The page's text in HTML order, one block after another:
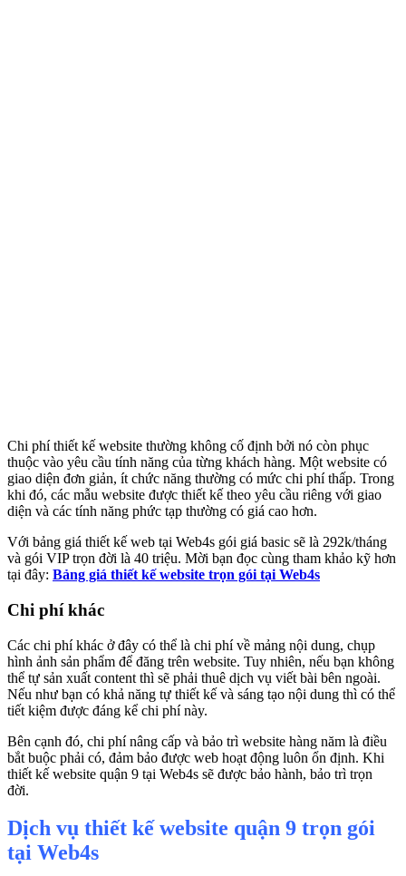
Chi phí thiết kế website thường không cố định bởi nó còn phục
thuộc vào yêu cầu tính năng của từng khách hàng. Một website có
giao diện đơn giản, ít chức năng thường có mức chi phí thấp. Trong
khi đó, các mẫu website được thiết kế theo yêu cầu riêng với giao
diện và các tính năng phức tạp thường có giá cao hơn.
Với bảng giá thiết kế web tại Web4s gói giá basic sẽ là 292k/tháng
và gói VIP trọn đời là 40 triệu. Mời bạn đọc cùng tham khảo kỹ hơn
tại đây: Bảng giá thiết kế website trọn gói tại Web4s
Chi phí khác
Các chi phí khác ở đây có thể là chi phí về mảng nội dung, chụp
hình ảnh sản phẩm để đăng trên website. Tuy nhiên, nếu bạn không
thể tự sản xuất content thì sẽ phải thuê dịch vụ viết bài bên ngoài.
Nếu như bạn có khả năng tự thiết kế và sáng tạo nội dung thì có thể
tiết kiệm được đáng kể chi phí này.
Bên cạnh đó, chi phí nâng cấp và bảo trì website hàng năm là điều
bắt buộc phải có, đảm bảo được web hoạt động luôn ổn định. Khi
thiết kế website quận 9 tại Web4s sẽ được bảo hành, bảo trì trọn
đời.
Dịch vụ thiết kế website quận 9 trọn gói
tại Web4s